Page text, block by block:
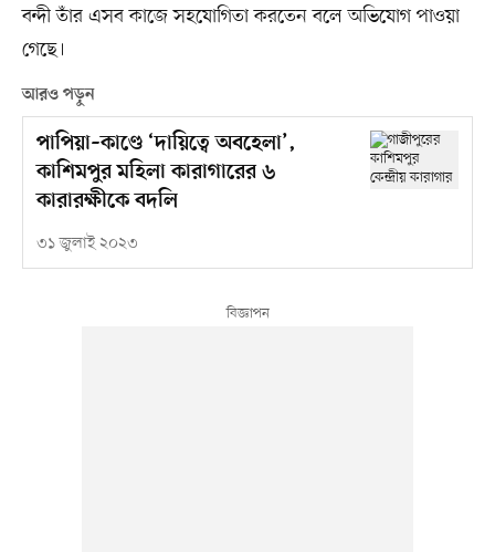
বন্দী তাঁর এসব কাজে সহযোগিতা করতেন বলে অভিযোগ পাওয়া
গেছে।
আরও পড়ুন
পাপিয়া–কাণ্ডে ‘দায়িত্বে অবহেলা’,
কাশিমপুর মহিলা কারাগারের ৬
কারারক্ষীকে বদলি
৩১ জুলাই ২০২৩